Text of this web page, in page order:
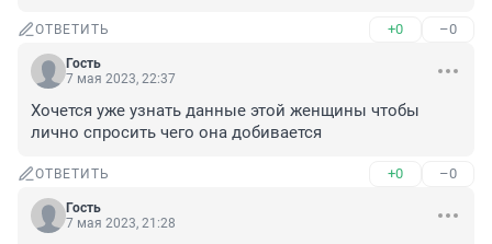
ОТВЕТИТЬ +0 –0
Гость
7 мая 2023, 22:37
Хочется уже узнать данные этой женщины чтобы
лично спросить чего она добивается
ОТВЕТИТЬ +0 –0
Гость
7 мая 2023, 21:28